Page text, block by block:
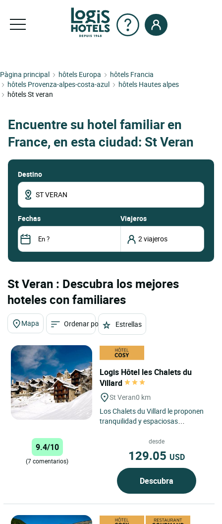
Pàgina principal hôtels Europa
hôtels Francia
hôtels Provenza-alpes-costa-azul
hôtels Hautes alpes
hôtels St veran
Encuentre su hotel familiar en
France, en esta ciudad: St Veran
Destino
fechas Viajeros
St Veran : Descubra los mejores
hoteles con familiares
Mapa Ordenar por Estrellas
Logis Hôtel les Chalets du
Villard
St Veran0 km
Los Chalets du Villard le proponen
tranquilidad y espaciosas
confort. Todos los estudios están...
9.4/10
(7 comentarios)
desde
129.05 USD
Descubra